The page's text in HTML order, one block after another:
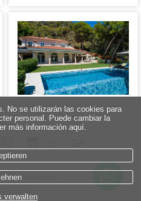
No se utilizarán las cookies para
personal. Puede cambiar la
más información aquí.
verwalten